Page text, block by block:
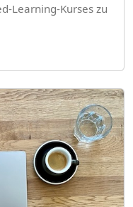
Learning-Kurses zu